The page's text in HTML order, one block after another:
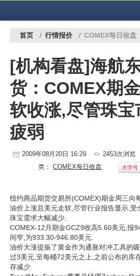
中国有色金属报社主办 广告服务
铜镍铅锌
铝
稀有稀土
有色市场
科技
党建工作
企业文化
《资源再生》杂志
行情报价
首页 / 行情报价 / COMEX每日收盘
[机构看盘]海航
货：COMEX期
软收涨,尽管珠宝
疲弱
2009年08月20日 16:29 2453次浏览
类： COMEX每日收盘 大字号
纽约商品期货交易所(COMEX)期金周三向
油价上涨且美元走软,尽管行业报告显示,受
珠宝需求大幅减少,
COMEX-12月期金GCZ9收高5.60美元,报
间窄,为933.30-946.80美元.
油价大涨提振了黄金作为通胀对冲工具的
过3美元,至每桶72美元之上,之前公布的库
存减少.